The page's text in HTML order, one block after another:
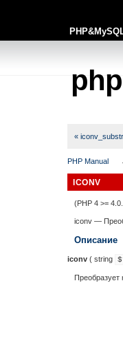
« iconv_substr
PHP Manual
ICONV
(PHP 4 >=
iconv —
Описание
iconv ( string
Преобразует